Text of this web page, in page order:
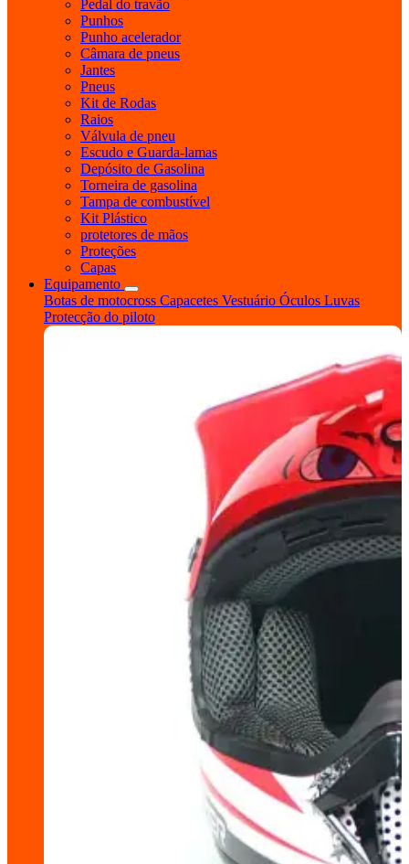
Pedal do travão
Punhos
Punho acelerador
Câmara de pneus
Jantes
Pneus
Kit de Rodas
Raios
Válvula de pneu
Escudo e Guarda-lamas
Depósito de Gasolina
Torneira de gasolina
Tampa de combustível
Kit Plástico
protetores de mãos
Proteções
Capas
Equipamento
Botas de motocross Capacetes Vestuário Óculos Luvas
Protecção do piloto